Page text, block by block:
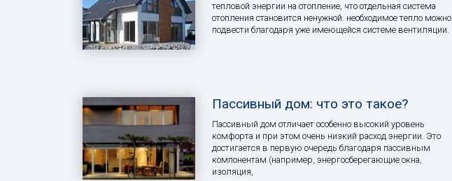
тепловой энергии на отопление, что отдельная система
отопления становится ненужной. необходимое тепло можно
подвести благодаря уже имеющейся системе вентиляции.
Пассивный дом: что это такое?
Пассивный дом отличает особенно высокий уровень
комфорта и при этом очень низкий расход энергии. Это
достигается в первую очередь благодаря пассивным
компонентам (например, энергосберегающие окна,
изоляция,